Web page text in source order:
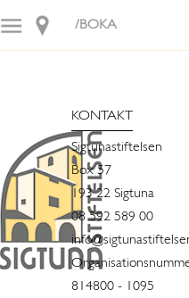
/BOKA
KONTAKT
Sigtunastiftelsen
Box 57
193 22 Sigtuna
08 592 589 00
814800 - 1095